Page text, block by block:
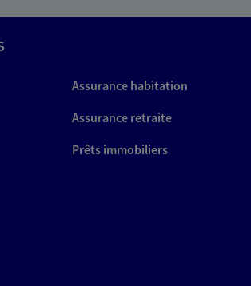
Assurance habitation
Assurance retraite
Prêts immobiliers